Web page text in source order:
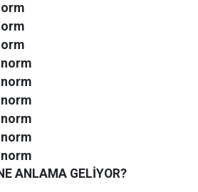
ANLAMA GELİYOR?